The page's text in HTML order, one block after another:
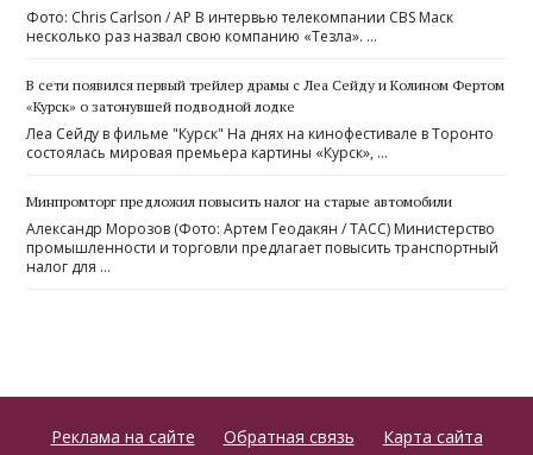
Фото: Chris Carlson / AP В интервью телекомпании CBS Маск
несколько раз назвал свою компанию «Тезла». …
В сети появился первый трейлер драмы с Леа Сейду и Колином Фертом
«Курск» о затонувшей подводной лодке
Леа Сейду в фильме "Курск" На днях на кинофестивале в Торонто
состоялась мировая премьера картины «Курск», …
Минпромторг предложил повысить налог на старые автомобили
Александр Морозов (Фото: Артем Геодакян / ТАСС) Министерство
промышленности и торговли предлагает повысить транспортный
налог для …
Реклама на сайте Обратная связь Карта сайта